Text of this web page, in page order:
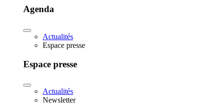
Agenda
Actualités
Espace presse
Espace presse
Actualités
Newsletter